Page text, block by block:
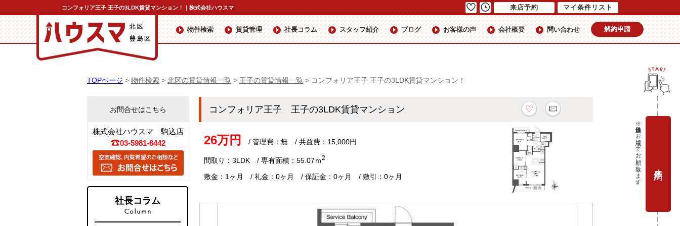
コンフォリア王子 王子の3LDK賃貸マンション！｜株式会社ハウスマ
物件検索 賃貸管理 社長コラム スタッフ紹介 ブログ お客様の声 会社概要 問い合わせ 解約申請
TOPページ > 物件検索 > 北区の賃貸情報一覧 > 王子の賃貸情報一覧 > コンフォリア王子 王子の3LDK賃貸マンション！
コンフォリア王子 王子の3LDK賃貸マンション
26万円 / 管理費：無 / 共益費：15,000円
間取り：3LDK / 専有面積：55.07ｍ2
敷金：1ヶ月 / 礼金：0ヶ月 / 保証金：0ヶ月 / 敷引：0ヶ月
お問合せはこちら
株式会社ハウスマ 駒込店
03-5981-6442
社長コラム
来店予約 マイ条件リスト
※当日予約はお電話にてお願い致します。